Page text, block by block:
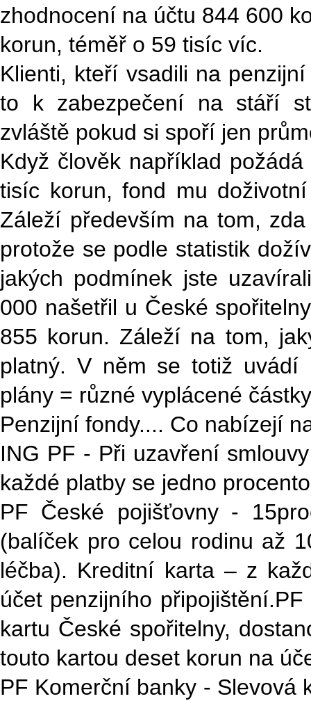
zhodnocení na účtu 844 600
korun, téměř o 59 tisíc víc.
Klienti, kteří vsadili na
to k zabezpečení na stáří
zvláště pokud si spoří jen
Když člověk například
tisíc korun, fond mu
Záleží především na tom,
protože se podle statistik
jakých podmínek jste
000 našetřil u České
855 korun. Záleží na tom,
platný. V něm se totiž uvádí
plány = různé vyplácené
Penzijní fondy.... Co nabízejí
ING PF - Při uzavření
každé platby se jedno
PF České pojišťovny -
(balíček pro celou rodinu až
léčba). Kreditní karta – z
účet penzijního
kartu České spořitelny,
touto kartou deset korun na
PF Komerční banky - Slevová